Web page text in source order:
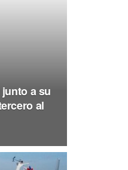
a su
al